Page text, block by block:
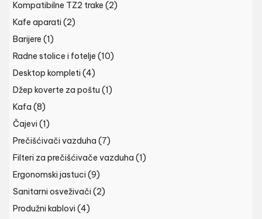
Kompatibilne TZ2 trake (2)
Kafe aparati (2)
Barijere (1)
Radne stolice i fotelje (10)
Desktop kompleti (4)
Džep koverte za poštu (1)
Kafa (8)
Čajevi (1)
Prečišćivači vazduha (7)
Filteri za prečišćivače vazduha (1)
Ergonomski jastuci (9)
Sanitarni osveživači (2)
Produžni kablovi (4)